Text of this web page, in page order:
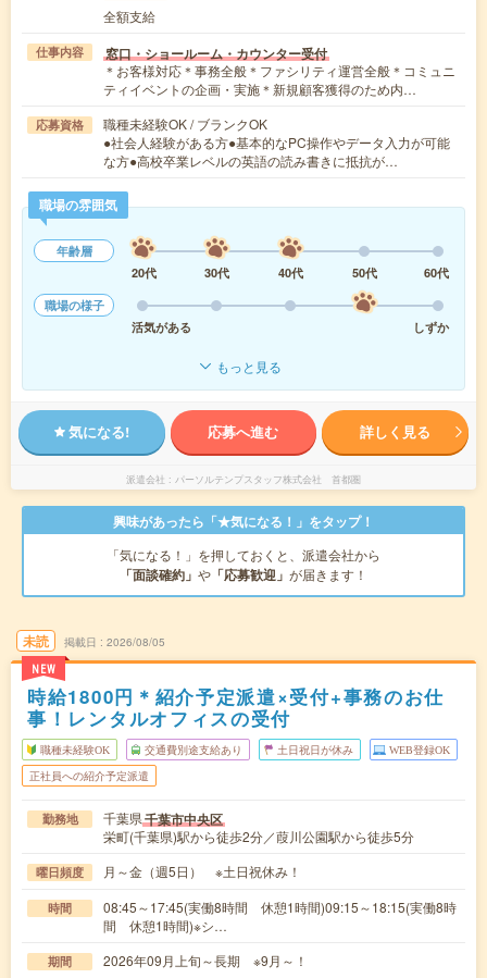
全額支給
仕事内容 窓口・ショールーム・カウンター受付
＊お客様対応＊事務全般＊ファシリティ運営全般＊コミュニ
ティイベントの企画・実施＊新規顧客獲得のため内…
応募資格
職種未経験OK / ブランクOK
●社会人経験がある方●基本的なPC操作やデータ入力が可能
な方●高校卒業レベルの英語の読み書きに抵抗が…
職場の雰囲気
年齢層
20代
30代 40代 50代
60代
職場の様子
活気がある
しずか
もっと見る
気になる! 応募へ進む 詳しく見る
派遣会社 パーソルテンプスタッフ株式会社 首都圏
興味があったら「★気になる！」をタップ！
「気になる！」を押しておくと、派遣会社から
「面談確約」 や 「応募歓迎」 が届きます！
未読
NEW
掲載日 2026/08/05
時給1800円＊紹介予定派遣×受付+事務のお仕
事！レンタルオフィスの受付
職種未経験OK 交通費別途支給あり 土日祝日が休み WEB登録OK
正社員への紹介予定派遣
勤務地 千葉県千葉市中央区
栄町(千葉県)駅から徒歩2分／葭川公園駅から徒歩5分
曜日頻度 月～金（週5日） ※土日祝休み！
時間
08:45～17:45(実働8時間 休憩1時間)09:15～18:15(実働8時
間 休憩1時間)※シ…
期間 2026年09月上旬～長期 ※9月～！